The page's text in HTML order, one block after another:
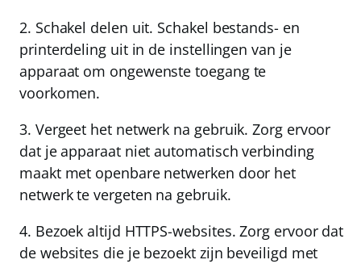
2. Schakel delen uit. Schakel bestands- en
printerdeling uit in de instellingen van je
apparaat om ongewenste toegang te
voorkomen.
3. Vergeet het netwerk na gebruik. Zorg ervoor
dat je apparaat niet automatisch verbinding
maakt met openbare netwerken door het
netwerk te vergeten na gebruik.
4. Bezoek altijd HTTPS-websites. Zorg ervoor dat
de websites die je bezoekt zijn beveiligd met